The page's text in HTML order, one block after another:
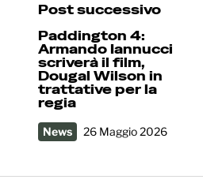
Post successivo
Paddington 4:
Armando Iannucci
scriverà il film,
Dougal Wilson in
trattative per la
regia
News 26 Maggio 2026